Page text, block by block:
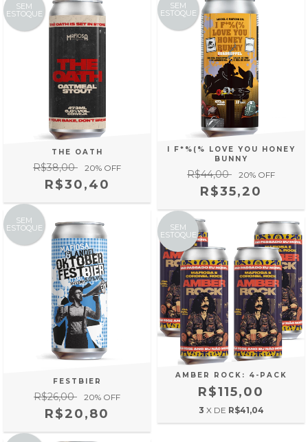
SEM
ESTOQUE
THE OATH
R$38,00 20% OFF
R$30,40
SEM
ESTOQUE
I F*%(% LOVE YOU HONEY
BUNNY
R$44,00 20% OFF
R$35,20
SEM
ESTOQUE
FESTBIER
R$26,00 20% OFF
R$20,80
SEM
ESTOQUE
AMBER ROCK: 4-PACK
R$115,00
3 X DE R$41,04